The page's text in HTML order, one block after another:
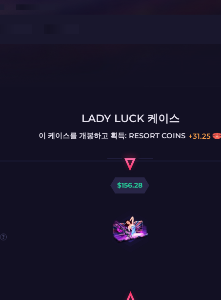
LADY LUCK 케이스
이 케이스를 개봉하고 획득: RESORT COINS +31.25
$156.28